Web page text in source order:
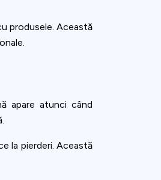
produsele. Această
apare atunci când
la pierderi. Această